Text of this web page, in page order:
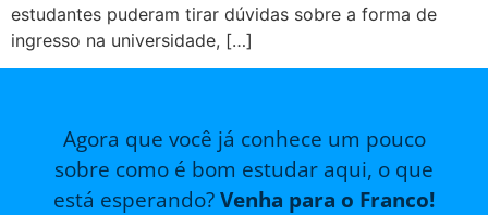
estudantes puderam tirar dúvidas sobre a forma de
ingresso na universidade, […]
Agora que você já conhece um pouco
sobre como é bom estudar aqui, o que
está esperando?Venha para o Franco!